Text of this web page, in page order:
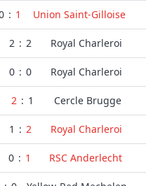
: 1 Union Saint-Gilloise
2 : 2 Royal Charleroi
0 : 0 Royal Charleroi
2 : 1 Cercle Brugge
1 : 2 Royal Charleroi
0 : 1 RSC Anderlecht